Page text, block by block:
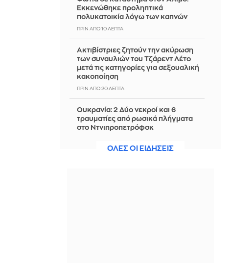
Εκκενώθηκε προληπτικά
πολυκατοικία λόγω των καπνών
ΠΡΙΝ ΑΠΌ 10 ΛΕΠΤΆ
Ακτιβίστριες ζητούν την ακύρωση
των συναυλιών του Τζάρεντ Λέτο
μετά τις κατηγορίες για σεξουαλική
κακοποίηση
ΠΡΙΝ ΑΠΌ 20 ΛΕΠΤΆ
Ουκρανία: 2 Δύο νεκροί και 6
τραυματίες από ρωσικά πλήγματα
στο Ντνιπροπετρόφσκ
ΟΛΕΣ ΟΙ ΕΙΔΗΣΕΙΣ